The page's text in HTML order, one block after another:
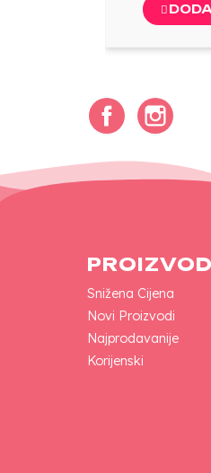
Facebook
Snižena Cijena
Novi Proizvodi
Najprodavanije
Korijenski